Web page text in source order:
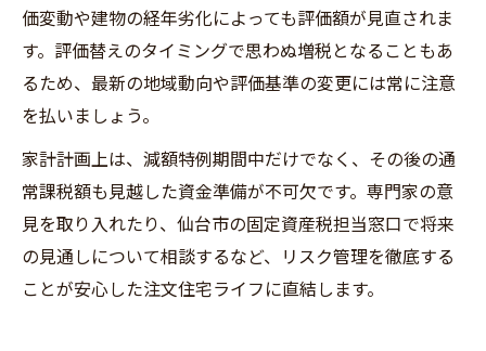
価変動や建物の経年劣化によっても評価額が見直されま
す。評価替えのタイミングで思わぬ増税となることもあ
るため、最新の地域動向や評価基準の変更には常に注意
を払いましょう。
家計計画上は、減額特例期間中だけでなく、その後の通
常課税額も見越した資金準備が不可欠です。専門家の意
見を取り入れたり、仙台市の固定資産税担当窓口で将来
の見通しについて相談するなど、リスク管理を徹底する
ことが安心した注文住宅ライフに直結します。